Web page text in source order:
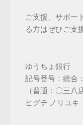
ご支援、サポー
る方はぜひご支
ゆうちょ銀行
記号番号：総合
（普通：〇三八
ヒグチ ノリユキ